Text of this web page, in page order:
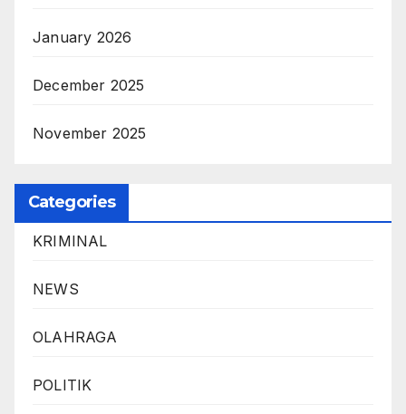
January 2026
December 2025
November 2025
Categories
KRIMINAL
NEWS
OLAHRAGA
POLITIK